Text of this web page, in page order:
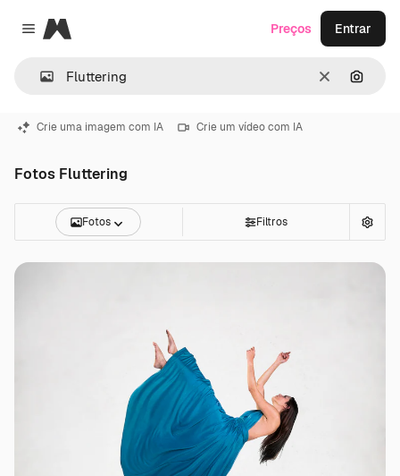
Close menu
Magnific
Limpar
Preços Entrar
Crie uma imagem com IA Crie um vídeo com IA
Fotos Fluttering
Fotos Filtros